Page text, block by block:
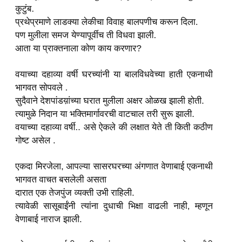
कुटुंब.
प्रथेप्रमाणे लाडक्या लेकीचा विवाह बालपणीच करून दिला.
पण मुलीला समज येण्यापूर्वीच ती विधवा झाली.
आता या प्राक्तनाला कोण काय करणार?
वयाच्या दहाव्या वर्षी घरच्यांनी या बालविधवेच्या हाती एकनाथी
भागवत सोपवले .
सुदैवाने देशपांडय़ांच्या घरात मुलीला अक्षर ओळख झाली होती.
त्यामुळे निदान या भक्तिमार्गावरची वाटचाल तरी सुरू झाली.
वयाच्या दहाव्या वर्षी.. असे ऐकले की लक्षात येते ती किती कठीण
गोष्ट असेल .
एकदा मिरजेला, आपल्या सासरघरच्या अंगणात वेणाबाई एकनाथी
भागवत वाचत बसलेली असता
दारात एक तेजपुंज व्यक्ती उभी राहिली.
त्यावेळी सासूबाईंनी त्यांना दुधाची भिक्षा वाढली नाही, म्हणून
वेणाबाई नाराज झाली.